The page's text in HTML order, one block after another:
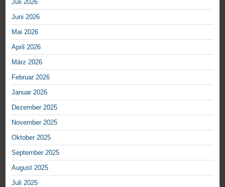
Juli 2026
Juni 2026
Mai 2026
April 2026
März 2026
Februar 2026
Januar 2026
Dezember 2025
November 2025
Oktober 2025
September 2025
August 2025
Juli 2025